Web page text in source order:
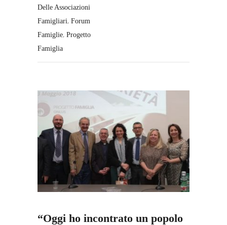
Delle Associazioni
Famigliari, Forum
Famiglie, Progetto
Famiglia
“Oggi ho incontrato un popolo